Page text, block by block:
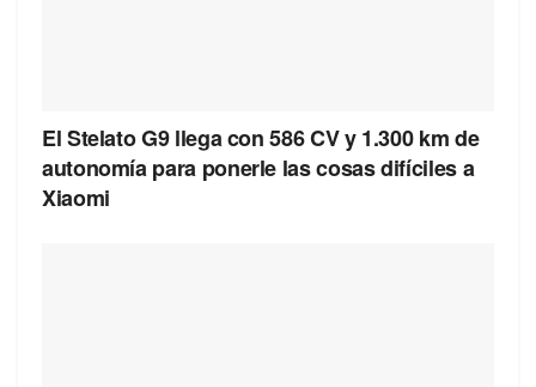
El Stelato G9 llega con 586 CV y 1.300 km de
autonomía para ponerle las cosas difíciles a
Xiaomi